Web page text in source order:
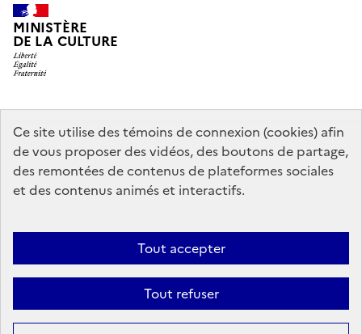
Ce site utilise des témoins de connexion (cookies) afin
de vous proposer des vidéos, des boutons de partage,
des remontées de contenus de plateformes sociales
et des contenus animés et interactifs.
Tout accepter
Tout refuser
MINISTÈRE
DE LA CULTURE
data.gouv.fr legifrance.gouv.fr
info.gouv.fr
service-public.gouv.fr
Contact Mentions légales
Accessibilité : partiellement conforme
Politique générale de protection des données
des témoins de connexion (cookies)
Plan du site